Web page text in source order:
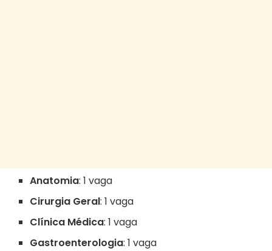
Anatomia: 1 vaga
Cirurgia Geral: 1 vaga
Clínica Médica: 1 vaga
Gastroenterologia: 1 vaga